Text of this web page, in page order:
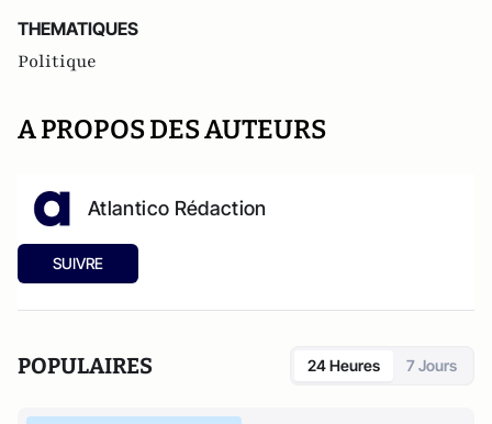
THEMATIQUES
Politique
A PROPOS DES AUTEURS
Atlantico Rédaction
SUIVRE
POPULAIRES 24 Heures 7 Jours